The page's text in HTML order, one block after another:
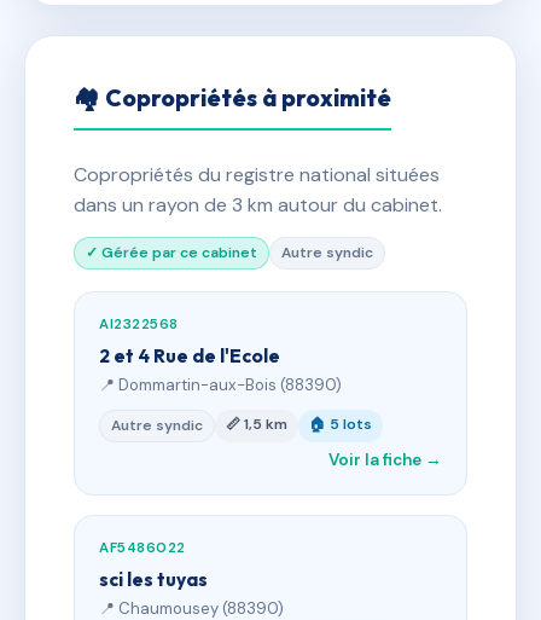
🏘 Copropriétés à proximité
Copropriétés du registre national situées
dans un rayon de 3 km autour du cabinet.
✓ Gérée par ce cabinet Autre syndic
AI2322568
2 et 4 Rue de l'Ecole
📍 Dommartin-aux-Bois (88390)
Autre syndic 📏 1,5 km 🏠 5 lots
Voir la fiche →
AF5486022
sci les tuyas
📍 Chaumousey (88390)